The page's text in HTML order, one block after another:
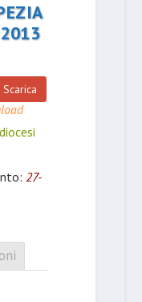
Scarica
27-